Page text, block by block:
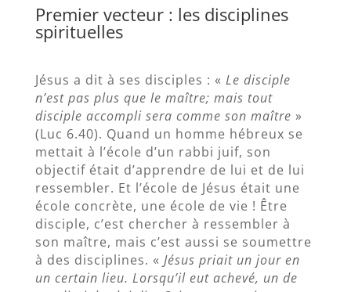
Premier vecteur : les disciplines
spirituelles
Jésus a dit à ses disciples : « Le disciple
n’est pas plus que le maître; mais tout
disciple accompli sera comme son maître »
(Luc 6.40). Quand un homme hébreux se
mettait à l’école d’un rabbi juif, son
objectif était d’apprendre de lui et de lui
ressembler. Et l’école de Jésus était une
école concrète, une école de vie ! Être
disciple, c’est chercher à ressembler à
son maître, mais c’est aussi se soumettre
à des disciplines. « Jésus priait un jour en
un certain lieu. Lorsqu’il eut achevé, un de